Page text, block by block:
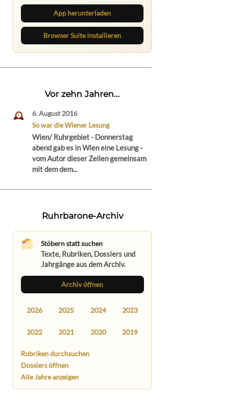
App herunterladen
Browser Suite installieren
Vor zehn Jahren...
6. August 2016
So war die Wiener Lesung
Wien/ Ruhrgebiet - Donnerstag
abend gab es in Wien eine Lesung -
vom Autor dieser Zeilen gemeinsam
mit dem dem...
Ruhrbarone-Archiv
Stöbern statt suchen
Texte, Rubriken, Dossiers und
Jahrgänge aus dem Archiv.
Archiv öffnen
2026 2025 2024 2023
2022 2021 2020 2019
Rubriken durchsuchen
Dossiers öffnen
Alle Jahre anzeigen